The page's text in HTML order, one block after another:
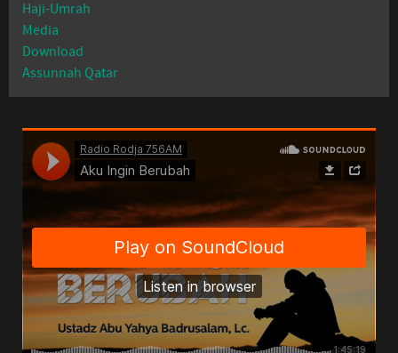
Haji-Umrah
Media
Download
Assunnah Qatar